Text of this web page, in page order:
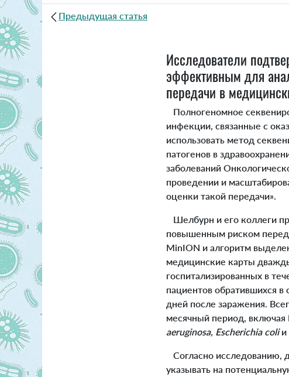
Предыдущая статья
Исследователи
эффективным для
передачи в
Полногеномное
инфекции, связанные с
использовать метод
патогенов в
заболеваний
проведении и
оценки такой передачи».
Шелбурн и его коллеги
повышенным риском
MinION и алгоритм
медицинские карты
госпитализированных в
пациентов обратившихся в
дней после заражения.
месячный период, включая
aeruginosa, Escherichia coliи
Согласно исследованию,
указывать на